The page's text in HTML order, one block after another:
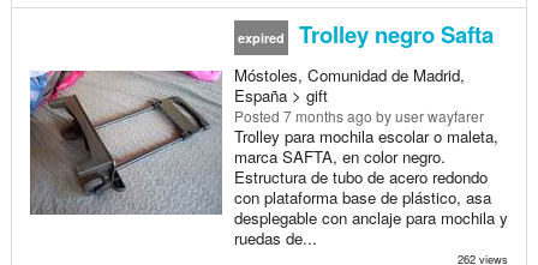
expired Trolley negro Safta
Móstoles, Comunidad de Madrid,
España > gift
Posted 7 months ago by user wayfarer
Trolley para mochila escolar o maleta,
marca SAFTA, en color negro.
Estructura de tubo de acero redondo
con plataforma base de plástico, asa
desplegable con anclaje para mochila y
ruedas de...
262 views